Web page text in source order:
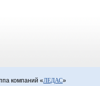
компаний «ЛЕДАС»